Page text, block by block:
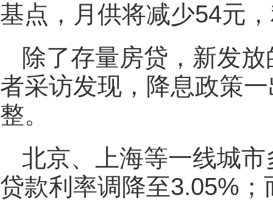
基点，月供将减少54元
除了存量房贷，新发
者采访发现，降息政策
整。
北京、上海等一线城
贷款利率调降至3.05%